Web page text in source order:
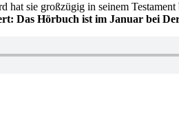
sie großzügig in seinem
Das Hörbuch ist im Januar bei